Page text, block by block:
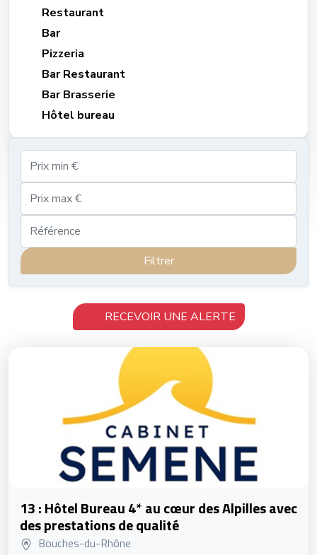
Restaurant
Bar
Pizzeria
Bar Restaurant
Bar Brasserie
Hôtel bureau
Filtrer
RECEVOIR UNE ALERTE
13 : Hôtel Bureau 4* au cœur des Alpilles avec
des prestations de qualité
Bouches-du-Rhône